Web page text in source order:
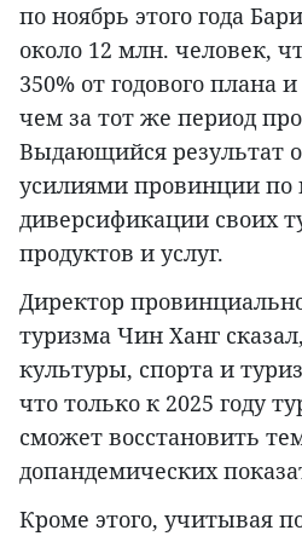
по ноябрь этого года
около 12 млн. человек,
350% от годового плана
чем за тот же период
Выдающийся результат
усилиями провинции по
диверсификации своих
продуктов и услуг.
Директор
туризма Чин Ханг
культуры, спорта и
что только к 2025 году
сможет восстановить
допандемических
Кроме этого, учитывая